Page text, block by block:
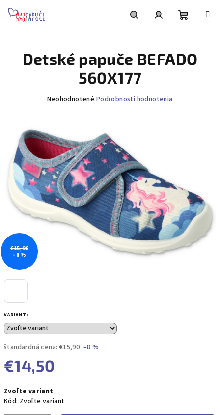
košík
VARIANT:
štandardná cena: €15,90 –8 %
€14,50
cena:
Zvoľte variant
Kód: Zvoľte variant
Detské papuče BEFADO
560X177
Priemerné
0,0
z
5
hviezdičiek.
Neohodnotené Podrobnosti hodnotenia
€15,90
–8 %